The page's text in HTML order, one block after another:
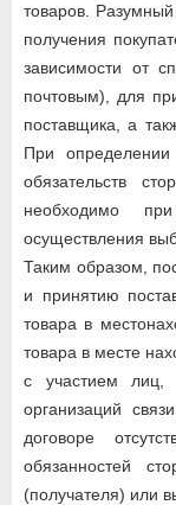
товаров. Разумный
получения
зависимости от
почтовым), для
поставщика, а
При
обязательств
необходимо
осуществления
Таким образом,
и принятию
товара в
товара в месте
с участием лиц,
организаций
договоре
обязанностей
(получателя) или